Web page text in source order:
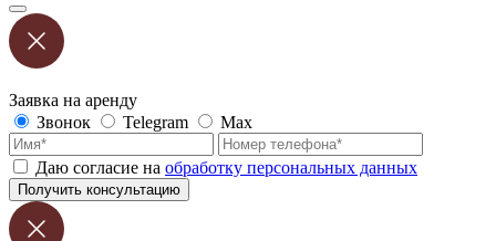
Заявка на аренду
Звонок
Telegram Max
Даю согласие на обработку персональных данных
Получить консультацию